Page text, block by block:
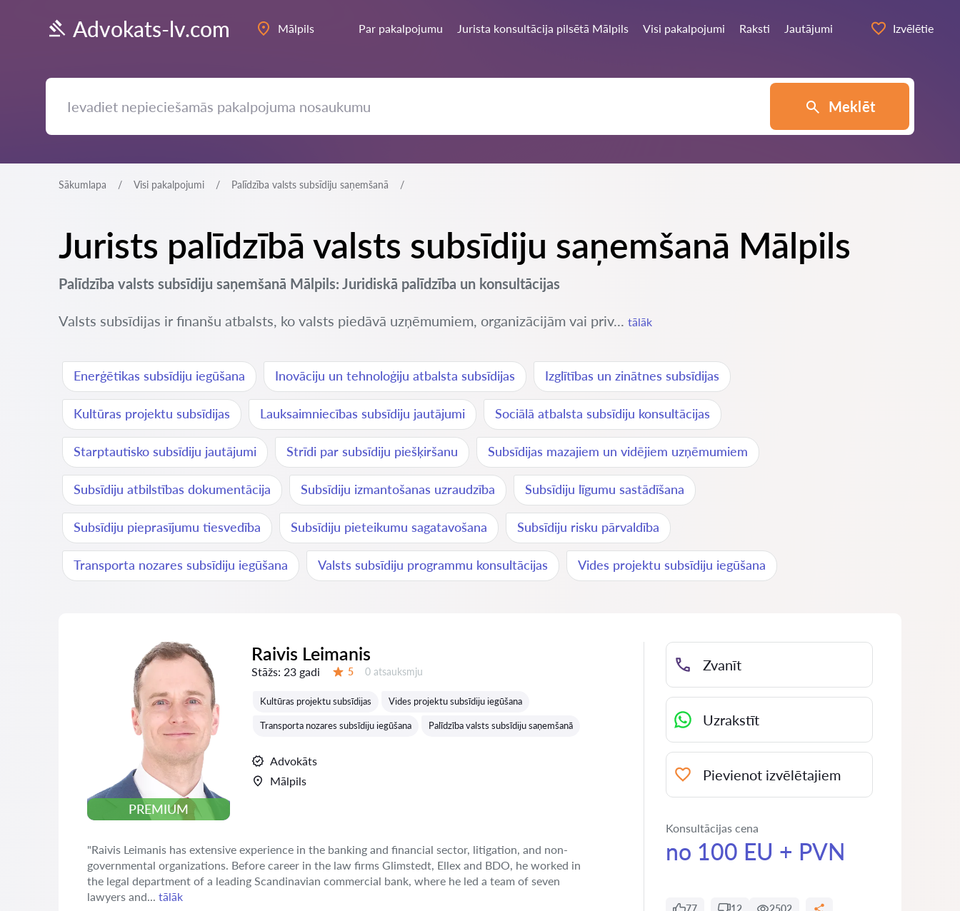
Advokats-lv.com Mālpils Par pakalpojumu Jurista konsultācija pilsētā Mālpils Visi pakalpojumi Raksti Jautājumi Izvēlētie
Meklēt
Sākumlapa Visi pakalpojumi Palīdzība valsts subsīdiju saņemšanā
Jurists palīdzībā valsts subsīdiju saņemšanā Mālpils
Palīdzība valsts subsīdiju saņemšanā Mālpils: Juridiskā palīdzība un konsultācijas
Valsts subsīdijas ir finanšu atbalsts, ko valsts piedāvā uzņēmumiem, organizācijām vai priv... tālāk
Enerģētikas subsīdiju iegūšana Inovāciju un tehnoloģiju atbalsta subsīdijas Izglītības un zinātnes subsīdijas
Kultūras projektu subsīdijas Lauksaimniecības subsīdiju jautājumi Sociālā atbalsta subsīdiju konsultācijas
Starptautisko subsīdiju jautājumi Strīdi par subsīdiju piešķiršanu Subsīdijas mazajiem un vidējiem uzņēmumiem
Subsīdiju atbilstības dokumentācija Subsīdiju izmantošanas uzraudzība Subsīdiju līgumu sastādīšana
Subsīdiju pieprasījumu tiesvedība Subsīdiju pieteikumu sagatavošana Subsīdiju risku pārvaldība
Transporta nozares subsīdiju iegūšana Valsts subsīdiju programmu konsultācijas Vides projektu subsīdiju iegūšana
PREMIUM
Raivis Leimanis
Stāžs: 23 gadi 5 Atsauksmes:
0 atsauksmju
Kultūras projektu subsīdijas Vides projektu subsīdiju iegūšana
Transporta nozares subsīdiju iegūšana Palīdzība valsts subsīdiju saņemšanā
Advokāts
Mālpils
"Raivis Leimanis has extensive experience in the banking and financial sector, litigation, and non-
governmental organizations. Before career in the law firms Glimstedt, Ellex and BDO, he worked in
the legal department of a leading Scandinavian commercial bank, where he led a team of seven
lawyers and... tālāk
Zvanīt
Uzrakstīt
Pievienot izvēlētajiem
Konsultācijas cena
no 100 EU + PVN
77 12 2502